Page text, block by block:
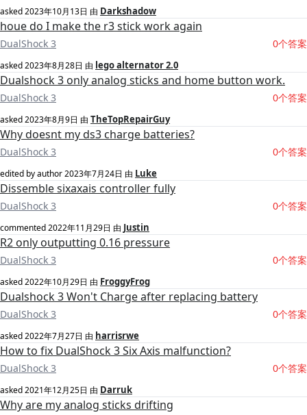
asked2023年10月13日 由 Darkshadow
houe do I make the r3 stick work again
DualShock 3 0个答案
asked2023年8月28日 由 lego alternator 2.0
Dualshock 3 only analog sticks and home button work.
DualShock 3 0个答案
asked2023年8月9日 由 TheTopRepairGuy
Why doesnt my ds3 charge batteries?
DualShock 3 0个答案
edited by author2023年7月24日 由 Luke
Dissemble sixaxais controller fully
DualShock 3 0个答案
commented2022年11月29日 由 Justin
R2 only outputting 0.16 pressure
DualShock 3 0个答案
asked2022年10月29日 由 FroggyFrog
Dualshock 3 Won't Charge after replacing battery
DualShock 3 0个答案
asked2022年7月27日 由 harrisrwe
How to fix DualShock 3 Six Axis malfunction?
DualShock 3 0个答案
asked2021年12月25日 由 Darruk
Why are my analog sticks drifting